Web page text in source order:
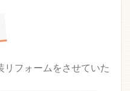
フォームをさせていた